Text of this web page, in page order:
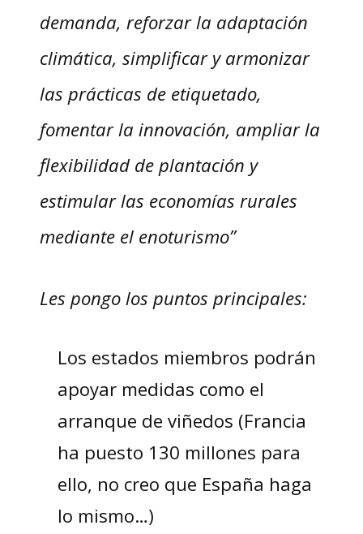
demanda, reforzar la adaptación
climática, simplificar y armonizar
las prácticas de etiquetado,
fomentar la innovación, ampliar la
flexibilidad de plantación y
estimular las economías rurales
mediante el enoturismo”
Les pongo los puntos principales:
Los estados miembros podrán
apoyar medidas como el
arranque de viñedos (Francia
ha puesto 130 millones para
ello, no creo que España haga
lo mismo…)